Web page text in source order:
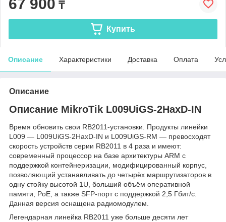
67 900 ₸
Купить
Описание Характеристики Доставка Оплата
Описание
Описание MikroTik L009UiGS-2HaxD-IN
Время обновить свои RB2011-установки. Продукты линейки
L009 — L009UiGS-2HaxD-IN и L009UiGS-RM — превосходят
скорость устройств серии RB2011 в 4 раза и имеют:
современный процессор на базе архитектуры ARM с
поддержкой контейнеризации, модифицированный корпус,
позволяющий устанавливать до четырёх маршрутизаторов в
одну стойку высотой 1U, больший объём оперативной
памяти, PoE, а также SFP-порт с поддержкой 2,5 Гбит/с.
Данная версия оснащена радиомодулем.
Легендарная линейка RB2011 уже больше десяти лет